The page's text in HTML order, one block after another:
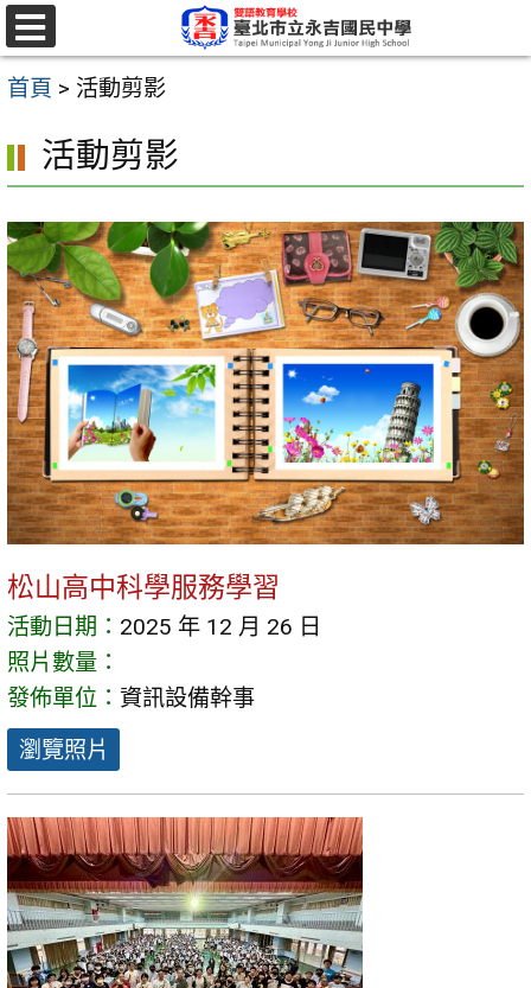
跳
至
主
容
區
選
單
首頁 > 活動剪影
活動剪影
松山高中科學服務學習
活動日期： 2025 年 12 月 26 日
照片數量：
發佈單位： 資訊設備幹事
瀏覽照片